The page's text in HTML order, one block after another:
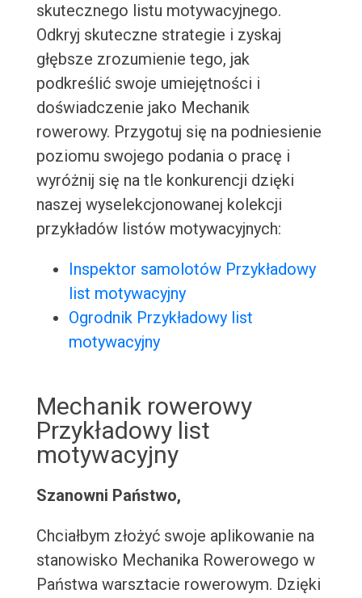
skutecznego listu motywacyjnego.
Odkryj skuteczne strategie i zyskaj
głębsze zrozumienie tego, jak
podkreślić swoje umiejętności i
doświadczenie jako Mechanik
rowerowy. Przygotuj się na podniesienie
poziomu swojego podania o pracę i
wyróżnij się na tle konkurencji dzięki
naszej wyselekcjonowanej kolekcji
przykładów listów motywacyjnych:
Inspektor samolotów Przykładowy
list motywacyjny
Ogrodnik Przykładowy list
motywacyjny
Mechanik rowerowy
Przykładowy list
motywacyjny
Szanowni Państwo,
Chciałbym złożyć swoje aplikowanie na
stanowisko Mechanika Rowerowego w
Państwa warsztacie rowerowym. Dzięki